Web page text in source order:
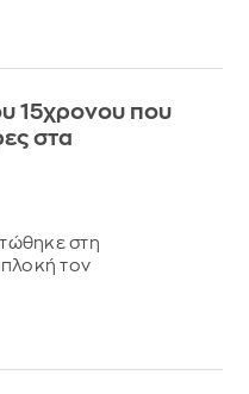
15χρονου που
στα
στη
τον